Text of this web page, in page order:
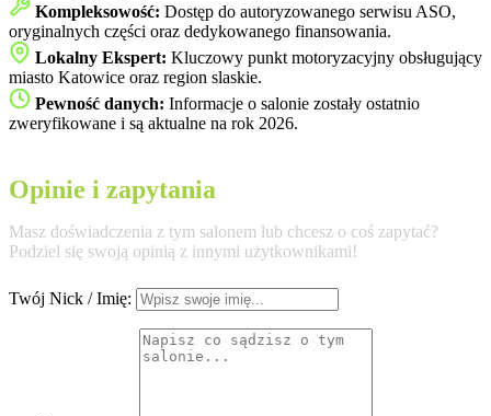
Kompleksowość: Dostęp do autoryzowanego serwisu ASO,
oryginalnych części oraz dedykowanego finansowania.
Lokalny Ekspert: Kluczowy punkt motoryzacyjny obsługujący
miasto Katowice oraz region slaskie.
Pewność danych: Informacje o salonie zostały ostatnio
zweryfikowane i są aktualne na rok 2026.
Opinie i zapytania
Masz doświadczenia z tym salonem lub chcesz o coś zapytać?
Podziel się swoją opinią z innymi użytkownikami!
Twój Nick / Imię: